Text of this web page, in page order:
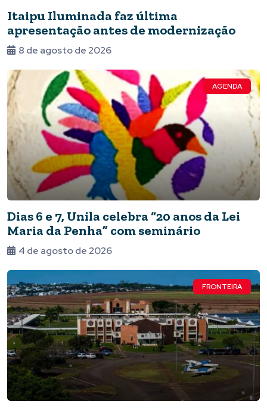
Itaipu Iluminada faz última
apresentação antes de modernização
8 de agosto de 2026
AGENDA
Dias 6 e 7, Unila celebra “20 anos da Lei
Maria da Penha” com seminário
4 de agosto de 2026
FRONTEIRA